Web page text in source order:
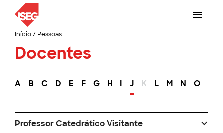
Início/ Pessoas
Docentes
A B C D E F G H I J K L M N O
Professor Catedrático Visitante